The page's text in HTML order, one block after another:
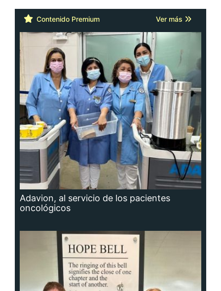
Contenido Premium Ver más
Adavion, al servicio de los pacientes
oncológicos